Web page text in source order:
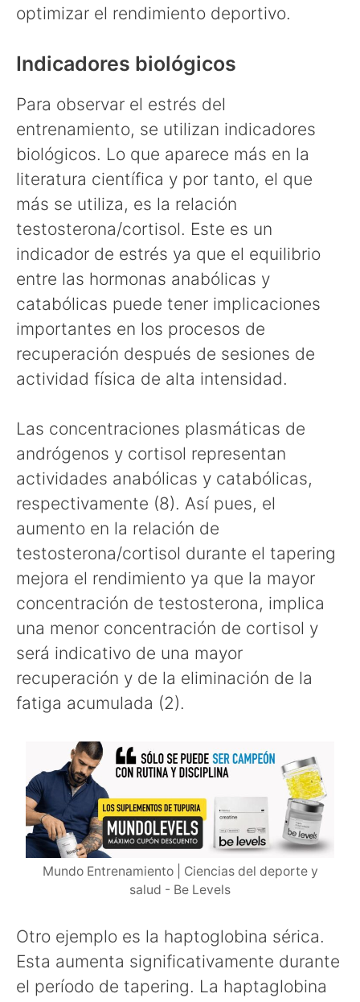
optimizar el rendimiento deportivo.
Indicadores biológicos
Para observar el estrés del
entrenamiento, se utilizan indicadores
biológicos. Lo que aparece más en la
literatura científica y por tanto, el que
más se utiliza, es la relación
testosterona/cortisol. Este es un
indicador de estrés ya que el equilibrio
entre las hormonas anabólicas y
catabólicas puede tener implicaciones
importantes en los procesos de
recuperación después de sesiones de
actividad física de alta intensidad.
Las concentraciones plasmáticas de
andrógenos y cortisol representan
actividades anabólicas y catabólicas,
respectivamente (8). Así pues, el
aumento en la relación de
testosterona/cortisol durante el tapering
mejora el rendimiento ya que la mayor
concentración de testosterona, implica
una menor concentración de cortisol y
será indicativo de una mayor
recuperación y de la eliminación de la
fatiga acumulada (2).
Mundo Entrenamiento | Ciencias del deporte y
salud - Be Levels
Otro ejemplo es la haptoglobina sérica.
Esta aumenta significativamente durante
el período de tapering. La haptaglobina